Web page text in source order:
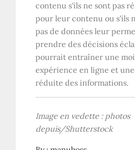
contenu s'ils ne sont pas
pour leur contenu ou s'ils
pas de données leur
prendre des décisions
pourrait entraîner une
expérience en ligne et
réduite des informations.
Image en vedette : photos
depuis/Shutterstock